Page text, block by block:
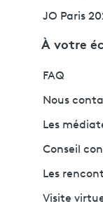
JO Paris
À votre
FAQ
Nous
Les
Conseil
Les
Visite